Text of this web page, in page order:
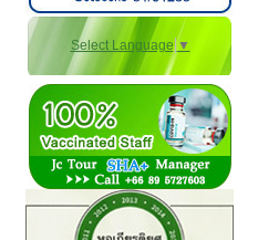
Select Language ▼